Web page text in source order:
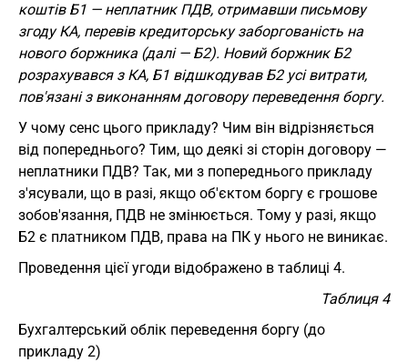
коштів Б1 — неплатник ПДВ, отримавши письмову
згоду КА, перевів кредиторську заборгованість на
нового боржника (далі — Б2). Новий боржник Б2
розрахувався з КА, Б1 відшкодував Б2 усі витрати,
пов'язані з виконанням договору переведення боргу.
У чому сенс цього прикладу? Чим він відрізняється
від попереднього? Тим, що деякі зі сторін договору —
неплатники ПДВ? Так, ми з попереднього прикладу
з'ясували, що в разі, якщо об'єктом боргу є грошове
зобов'язання, ПДВ не змінюється. Тому у разі, якщо
Б2 є платником ПДВ, права на ПК у нього не виникає.
Проведення цієї угоди відображено в таблиці 4.
Таблиця 4
Бухгалтерський облік переведення боргу (до
прикладу 2)